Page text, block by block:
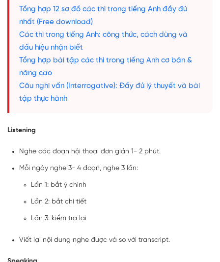
Tổng hợp 12 sơ đồ các thì trong tiếng Anh đầy đủ
nhất (Free download)
Các thì trong tiếng Anh: công thức, cách dùng và
dấu hiệu nhận biết
Tổng hợp bài tập các thì trong tiếng Anh cơ bản &
nâng cao
Câu nghi vấn (Interrogative): Đầy đủ lý thuyết và bài
tập thực hành
Listening
Nghe các đoạn hội thoại đơn giản 1- 2 phút.
Mỗi ngày nghe 3- 4 đoạn, nghe 3 lần:
Lần 1: bắt ý chính
Lần 2: bắt chi tiết
Lần 3: kiểm tra lại
Viết lại nội dung nghe được và so với transcript.